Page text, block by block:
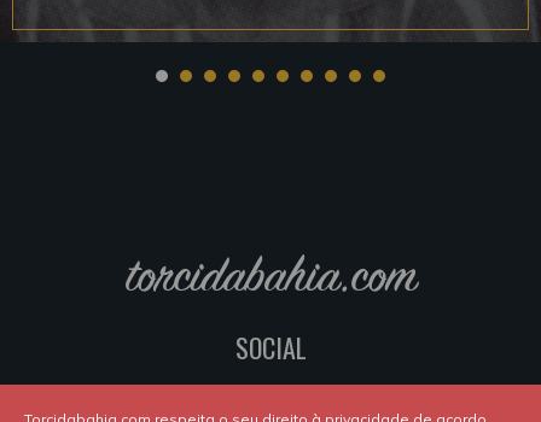
torcidabahia.com
SOCIAL